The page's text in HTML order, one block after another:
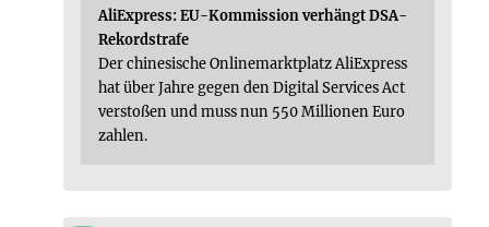
AliExpress: EU-Kommission verhängt DSA-
Rekordstrafe
Der chinesische Onlinemarktplatz AliExpress
hat über Jahre gegen den Digital Services Act
verstoßen und muss nun 550 Millionen Euro
zahlen.